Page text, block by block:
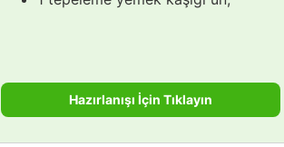
Hazırlanışı İçin Tıklayın